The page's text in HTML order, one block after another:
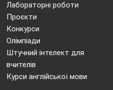
Лабораторні роботи
Проєкти
Конкурси
Олімпіади
Штучний інтелект для
вчителів
Курси англійської мови